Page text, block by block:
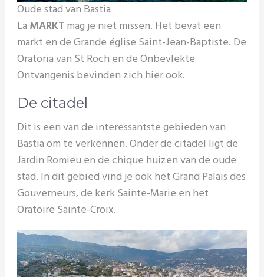
Oude stad van Bastia
La MARKT mag je niet missen. Het bevat een
markt en de Grande église Saint-Jean-Baptiste. De
Oratoria van St Roch en de Onbevlekte
Ontvangenis bevinden zich hier ook.
De citadel
Dit is een van de interessantste gebieden van
Bastia om te verkennen. Onder de citadel ligt de
Jardin Romieu en de chique huizen van de oude
stad. In dit gebied vind je ook het Grand Palais des
Gouverneurs, de kerk Sainte-Marie en het
Oratoire Sainte-Croix.